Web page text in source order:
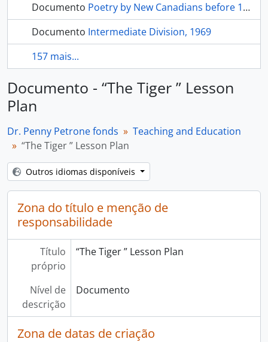
Documento Poetry by New Canadians before 1930
Documento Intermediate Division, 1969
157 mais...
Documento - “The Tiger ” Lesson
Plan
Dr. Penny Petrone fonds
Teaching and Education
“The Tiger ” Lesson Plan
Outros idiomas disponíveis
Zona do título e menção de
responsabilidade
Título
próprio
“The Tiger ” Lesson Plan
Nível de
descrição
Documento
Zona de datas de criação